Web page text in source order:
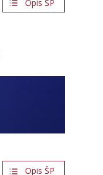
Opis ŠP
Opis ŠP